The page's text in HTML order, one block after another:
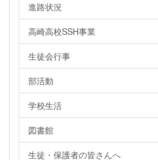
進路状況
高崎高校SSH事業
生徒会行事
部活動
学校生活
図書館
生徒・保護者の皆さんへ